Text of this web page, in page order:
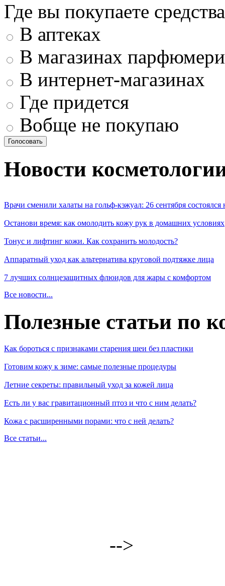
Где вы покупаете
В аптеках
В магазинах
В интернет-магазинах
Где придется
Вобще не покупаю
Новости
Врачи сменили халаты на гольф-кэжуал: 26 сентября
Останови время: как омолодить кожу рук в домашних условиях
Тонус и лифтинг кожи. Как сохранить молодость?
Аппаратный уход как альтернатива круговой подтяжке лица
7 лучших солнцезащитных флюидов для жары с комфортом
Все новости...
Полезные статьи по
Как бороться с признаками старения шеи без пластики
Готовим кожу к зиме: самые полезные процедуры
Летние секреты: правильный уход за кожей лица
Есть ли у вас гравитационный птоз и что с ним делать?
Кожа с расширенными порами: что с ней делать?
Все статьи...
-->